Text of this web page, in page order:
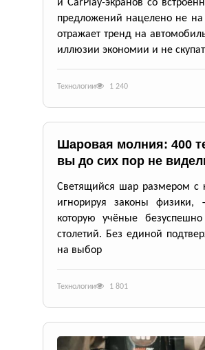
и CarPlay-экранов со
предложений нацелено не на
отражает тренд на
иллюзии экономии и не
Технологии 1 240
Шаровая молния: 400
вы до сих пор не
Светящийся шар размером с
игнорируя законы физики,
которую учёные
столетий. Без единой
на выбор
Технологии 1 801